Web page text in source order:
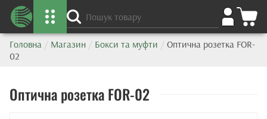
Головна / Магазин / Бокси та муфти / Оптична розетка FOR-
02
Оптична розетка FOR-02